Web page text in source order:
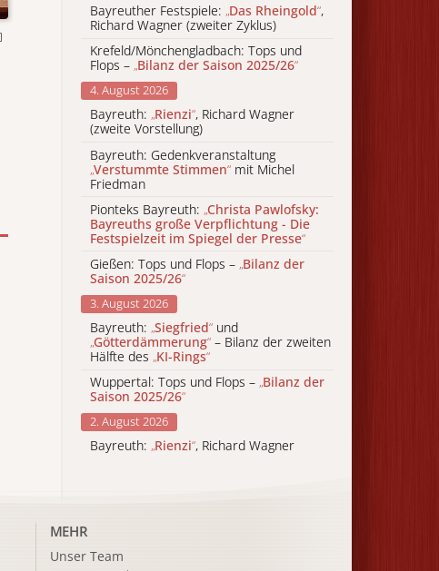
Bayreuther Festspiele: „Das Rheingold“,
Richard Wagner (zweiter Zyklus)
Krefeld/Mönchengladbach: Tops und
Flops – „Bilanz der Saison 2025/26“
4. August 2026
Bayreuth: „Rienzi“, Richard Wagner
(zweite Vorstellung)
Bayreuth: Gedenkveranstaltung
„Verstummte Stimmen“ mit Michel
Friedman
Pionteks Bayreuth: „Christa Pawlofsky:
Bayreuths große Verpflichtung - Die
Festspielzeit im Spiegel der Presse“
Gießen: Tops und Flops – „Bilanz der
Saison 2025/26“
3. August 2026
Bayreuth: „Siegfried“ und
„Götterdämmerung“ – Bilanz der zweiten
Hälfte des „KI-Rings“
Wuppertal: Tops und Flops – „Bilanz der
Saison 2025/26“
2. August 2026
Bayreuth: „Rienzi“, Richard Wagner
MEHR
Unser Team